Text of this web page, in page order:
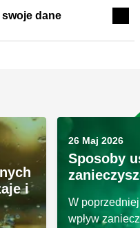
dane
i
26 Maj 2026
Sposoby
W
wpływ